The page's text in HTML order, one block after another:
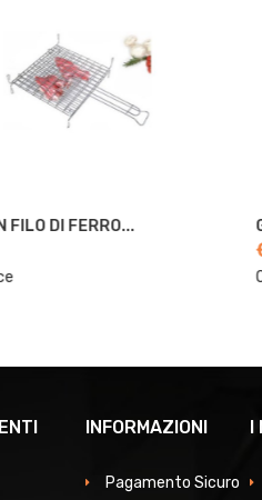
FILO DI FERRO...
INFORMAZIONI
Pagamento Sicuro
I